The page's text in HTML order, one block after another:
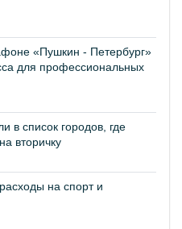
«Пушкин - Петербург»
для профессиональных
в список городов, где
вторичку
на спорт и